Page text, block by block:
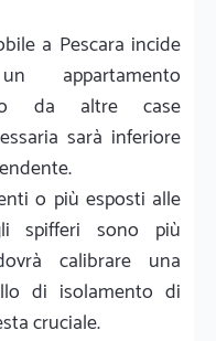
a Pescara incide
appartamento
da altre case
sarà inferiore
o più esposti alle
spifferi sono più
calibrare una
di isolamento di
cruciale.